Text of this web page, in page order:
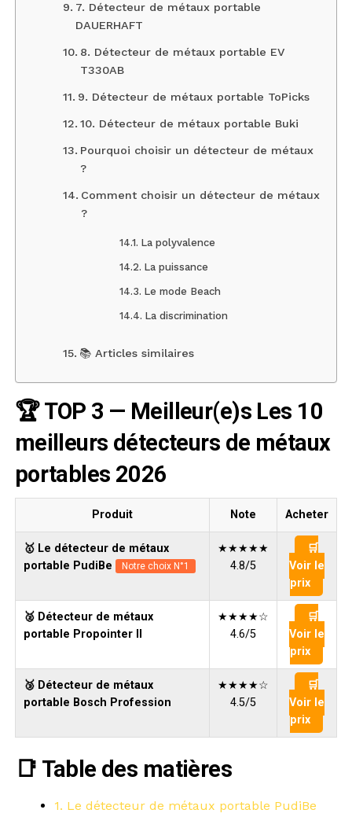
7. Détecteur de métaux portable
DAUERHAFT
8. Détecteur de métaux portable EV
T330AB
9. Détecteur de métaux portable ToPicks
10. Détecteur de métaux portable Buki
Pourquoi choisir un détecteur de métaux
?
Comment choisir un détecteur de métaux
?
La polyvalence
La puissance
Le mode Beach
La discrimination
📚 Articles similaires
🏆 TOP 3 — Meilleur(e)s Les 10
meilleurs détecteurs de métaux
portables 2026
Produit Note Acheter
🥇 Le détecteur de métaux
portable PudiBe
Notre choix N°1
★★★★★
4.8/5
🛒
Voir le
prix
🥈 Détecteur de métaux
portable Propointer II
★★★★☆
4.6/5
🛒
Voir le
prix
🥉 Détecteur de métaux
portable Bosch Profession
★★★★☆
4.5/5
🛒
Voir le
prix
📑 Table des matières
1. Le détecteur de métaux portable PudiBe